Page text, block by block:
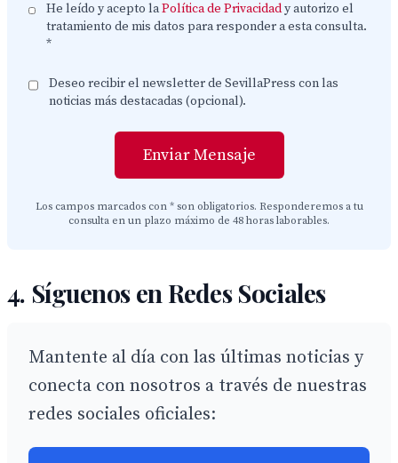
He leído y acepto laPolítica de Privacidady autorizo el
tratamiento de mis datos para responder a esta consulta.
*
Deseo recibir el newsletter de SevillaPress con las
noticias más destacadas (opcional).
Enviar Mensaje
Los campos marcados con * son obligatorios. Responderemos a tu
consulta en un plazo máximo de 48 horas laborables.
4. Síguenos en Redes Sociales
Mantente al día con las últimas noticias y
conecta con nosotros a través de nuestras
redes sociales oficiales: